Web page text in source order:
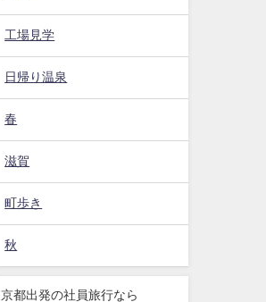
工場見学
日帰り温泉
春
滋賀
町歩き
秋
京都出発の社員旅行なら